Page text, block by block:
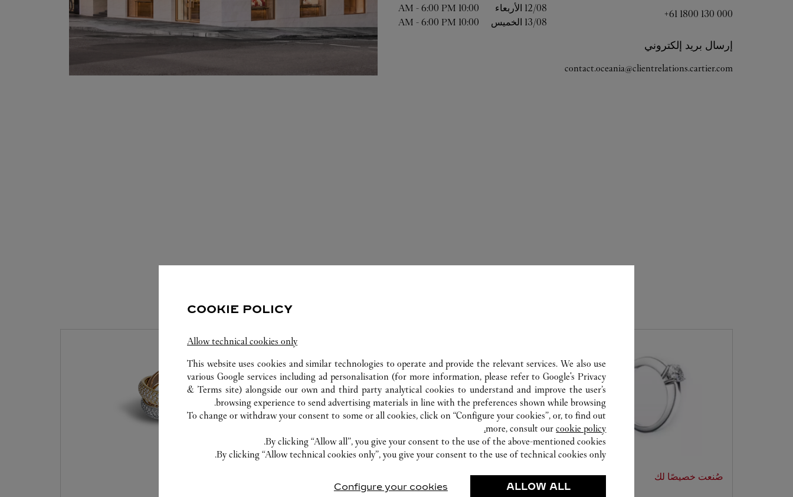
+61 1800 130 000
إرسال بريد إلكتروني
contact.oceania@clientrelations.cartier.com
12/08 الأربعاء 10:00 AM
- 6:00 PM
13/08 الخميس 10:00 AM
- 6:00 PM
صُنعت خصيصًا لك ورشة صناعة الساعات
COOKIE POLICY
Allow technical cookies only
This website uses cookies and similar technologies to operate and provide the relevant services. We also use
various Google services including ad personalisation (for more information, please refer toGoogle's Privacy
& Terms site) alongside our own and third party analytical cookies to understand and improve the user’s
browsing experience to send advertising materials in line with the preferences shown while browsing.
To change or withdraw your consent to some or all cookies, click on “Configure your cookies”, or, to find out
more, consult ourcookie policy.
By clicking “Allow all”, you give your consent to the use of the above-mentioned cookies.
By clicking “Allow technical cookies only”, you give your consent to the use of technical cookies only.
ALLOW ALL
Configure your cookies